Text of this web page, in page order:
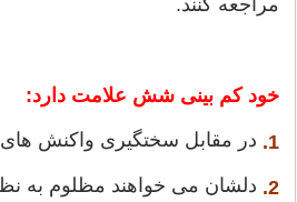
خود کم بینی شش علامت دارد:
1. در مقابل سختگیری واکنش
2. دلشان می خواهند مظلوم به نظر